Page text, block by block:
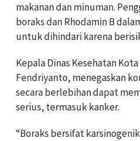
makanan dan minuman.
boraks dan Rhodamin B
untuk dihindari karena
Kepala Dinas Kesehatan
Fendriyanto, menegaskan
secara berlebihan dapat
serius, termasuk kanker.
“Boraks bersifat